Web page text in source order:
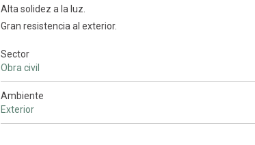
Alta solidez a la luz.
Gran resistencia al exterior.
Sector
Obra civil
Ambiente
Exterior